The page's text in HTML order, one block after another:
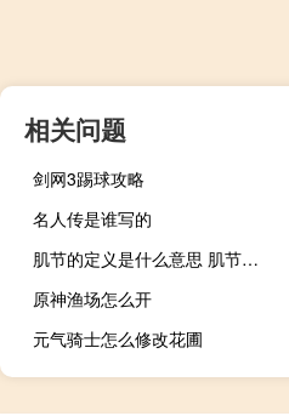
相关问题
剑网3踢球攻略
名人传是谁写的
肌节的定义是什么意思 肌节的定义是什么
原神渔场怎么开
元气骑士怎么修改花圃